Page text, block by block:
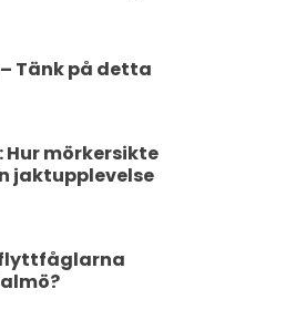
Tänk på detta
Hur mörkersikte
jaktupplevelse
flyttfåglarna